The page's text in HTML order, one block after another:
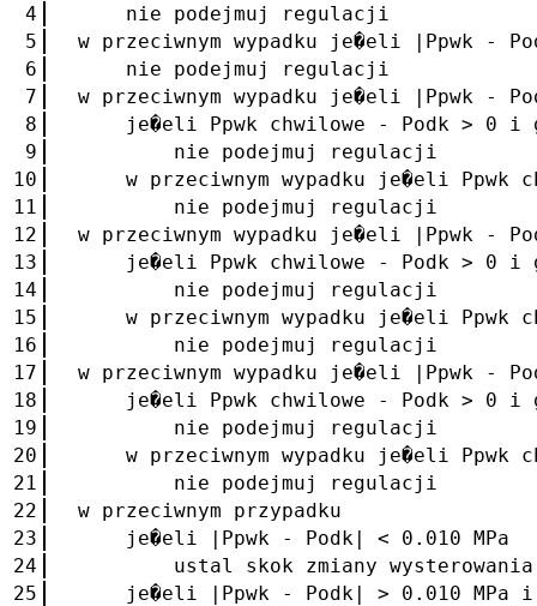
4
nie podejmuj regulacji
5
w przeciwnym wypadku je�eli |Ppwk -
6
nie podejmuj regulacji
7
w przeciwnym wypadku je�eli |Ppwk -
8
je�eli Ppwk chwilowe - Podk > 0 i
9
nie podejmuj regulacji
10
w przeciwnym wypadku je�eli Ppwk
11
nie podejmuj regulacji
12
w przeciwnym wypadku je�eli |Ppwk -
13
je�eli Ppwk chwilowe - Podk > 0 i
14
nie podejmuj regulacji
15
w przeciwnym wypadku je�eli Ppwk
16
nie podejmuj regulacji
17
w przeciwnym wypadku je�eli |Ppwk -
18
je�eli Ppwk chwilowe - Podk > 0 i
19
nie podejmuj regulacji
20
w przeciwnym wypadku je�eli Ppwk
21
nie podejmuj regulacji
22
w przeciwnym przypadku
23
je�eli |Ppwk - Podk| < 0.010 MPa
24
ustal skok zmiany wysterowania
25
je�eli |Ppwk - Podk| > 0.010 MPa i